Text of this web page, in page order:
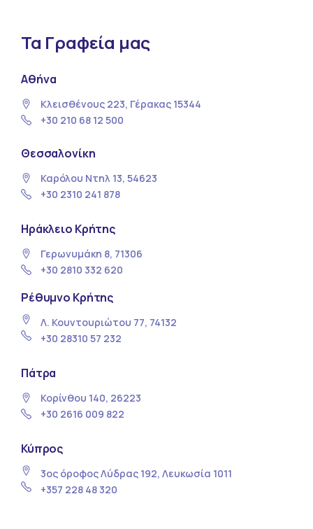
Τα Γραφεία μας
Αθήνα
Κλεισθένους 223, Γέρακας 15344
+30 210 68 12 500
Θεσσαλονίκη
Καρόλου Ντηλ 13, 54623
+30 2310 241 878
Ηράκλειο Κρήτης
Γερωνυμάκη 8, 71306
+30 2810 332 620
Ρέθυμνο Κρήτης
Λ. Κουντουριώτου 77, 74132
+30 28310 57 232
Πάτρα
Κορίνθου 140, 26223
+30 2616 009 822
Κύπρος
3ος όροφος Λύδρας 192, Λευκωσία 1011
+357 228 48 320